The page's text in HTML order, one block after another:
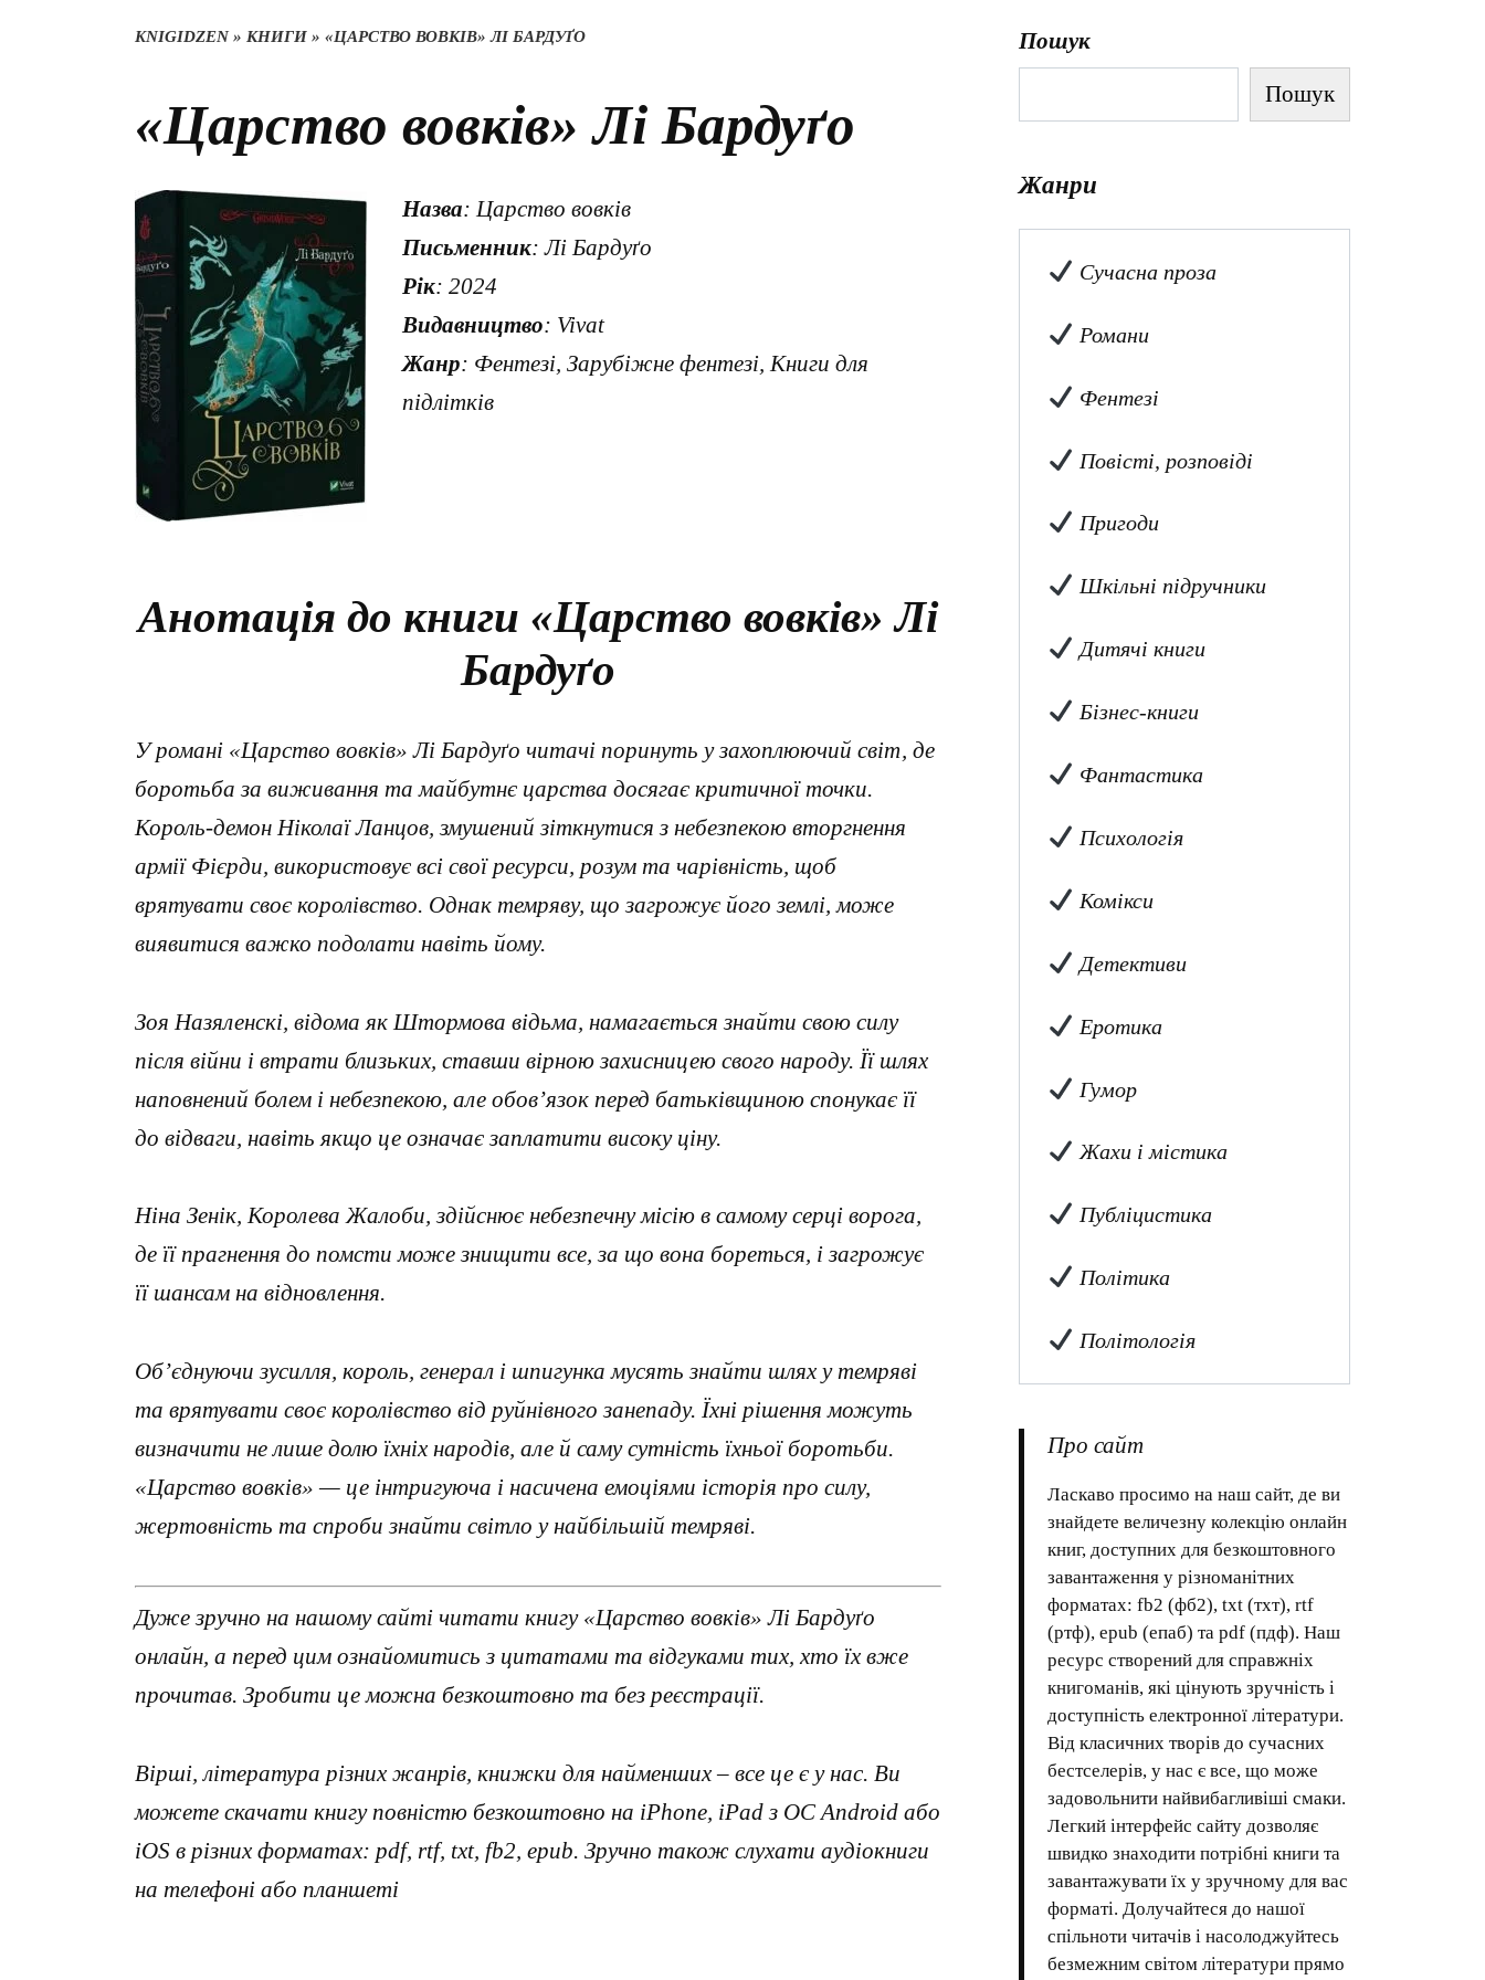
KNIGIDZEN» КНИГИ » «ЦАРСТВО ВОВКІВ» ЛІ БАРДУҐО
«Царство вовків» Лі Бардуґо
Назва: Царство вовків
Письменник: Лі Бардуґо
Рік: 2024
Видавництво: Vivat
Жанр: Фентезі, Зарубіжне фентезі, Книги для
підлітків
Анотація до книги «Царство вовків» Лі
Бардуґо
У романі «Царство вовків» Лі Бардуґо читачі поринуть у захоплюючий світ, де
боротьба за виживання та майбутнє царства досягає критичної точки.
Король-демон Ніколаї Ланцов, змушений зіткнутися з небезпекою вторгнення
армії Фієрди, використовує всі свої ресурси, розум та чарівність, щоб
врятувати своє королівство. Однак темряву, що загрожує його землі, може
виявитися важко подолати навіть йому.
Зоя Назяленскі, відома як Штормова відьма, намагається знайти свою силу
після війни і втрати близьких, ставши вірною захисницею свого народу. Її шлях
наповнений болем і небезпекою, але обов’язок перед батьківщиною спонукає її
до відваги, навіть якщо це означає заплатити високу ціну.
Ніна Зенік, Королева Жалоби, здійснює небезпечну місію в самому серці ворога,
де її прагнення до помсти може знищити все, за що вона бореться, і загрожує
її шансам на відновлення.
Об’єднуючи зусилля, король, генерал і шпигунка мусять знайти шлях у темряві
та врятувати своє королівство від руйнівного занепаду. Їхні рішення можуть
визначити не лише долю їхніх народів, але й саму сутність їхньої боротьби.
«Царство вовків» — це інтригуюча і насичена емоціями історія про силу,
жертовність та спроби знайти світло у найбільшій темряві.
Дуже зручно на нашому сайті читати книгу «Царство вовків» Лі Бардуґо
онлайн, а перед цим ознайомитись з цитатами та відгуками тих, хто їх вже
прочитав. Зробити це можна безкоштовно та без реєстрації.
Вірші, література різних жанрів, книжки для найменших – все це є у нас. Ви
можете скачати книгу повністю безкоштовно на iPhone, iPad з ОС Android або
iOS в різних форматах: pdf, rtf, txt, fb2, epub. Зручно також слухати аудіокниги
на телефоні або планшеті
Пошук
Пошук
Жанри
Сучасна проза
Романи
Фентезі
Повісті, розповіді
Пригоди
Шкільні підручники
Дитячі книги
Бізнес-книги
Фантастика
Психологія
Комікси
Детективи
Еротика
Гумор
Жахи і містика
Публіцистика
Політика
Політологія
Про сайт
Ласкаво просимо на наш сайт, де ви
знайдете величезну колекцію онлайн
книг, доступних для безкоштовного
завантаження у різноманітних
форматах: fb2 (фб2), txt (тхт), rtf
(ртф), epub (епаб) та pdf (пдф). Наш
ресурс створений для справжніх
книгоманів, які цінують зручність і
доступність електронної літератури.
Від класичних творів до сучасних
бестселерів, у нас є все, що може
задовольнити найвибагливіші смаки.
Легкий інтерфейс сайту дозволяє
швидко знаходити потрібні книги та
завантажувати їх у зручному для вас
форматі. Долучайтеся до нашої
спільноти читачів і насолоджуйтесь
безмежним світом літератури прямо